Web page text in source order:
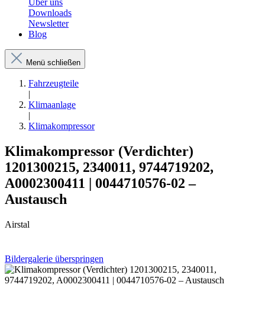
Downloads
Newsletter
Blog
Menü schließen
Fahrzeugteile
|
Klimaanlage
|
Klimakompressor
Klimakompressor (Verdichter)
1201300215, 2340011, 9744719202,
A0002300411 | 0044710576-02 –
Austausch
Airstal
Bildergalerie überspringen